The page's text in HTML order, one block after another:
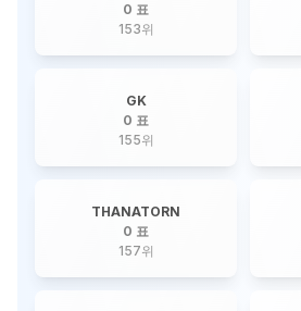
0 표
153위
GK
0 표
155위
THANATORN
0 표
157위